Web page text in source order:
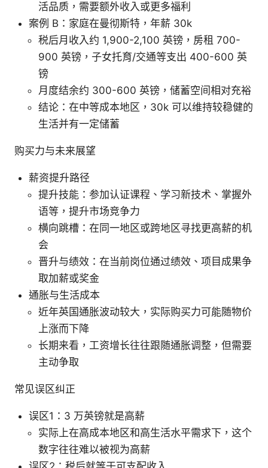
活品质，需要额外收入或更多福利
案例 B：家庭在曼彻斯特，年薪 30k
税后月收入约 1,900-2,100 英镑，房租 700-
900 英镑，子女托育/交通等支出 400-600 英
镑
月度结余约 300-600 英镑，储蓄空间相对充裕
结论：在中等成本地区，30k 可以维持较稳健的
生活并有一定储蓄
购买力与未来展望
薪资提升路径
提升技能：参加认证课程、学习新技术、掌握外
语等，提升市场竞争力
横向跳槽：在同一地区或跨地区寻找更高薪的机
会
晋升与绩效：在当前岗位通过绩效、项目成果争
取加薪或奖金
通胀与生活成本
近年英国通胀波动较大，实际购买力可能随物价
上涨而下降
长期来看，工资增长往往跟随通胀调整，但需要
主动争取
常见误区纠正
误区1：3 万英镑就是高薪
实际上在高成本地区和高生活水平需求下，这个
数字往往难以被视为高薪